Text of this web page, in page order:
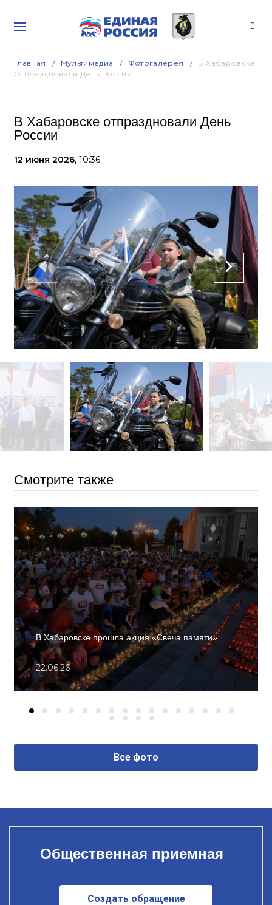
Главная Мультимедиа Фотогалерея
В Хабаровске
Отпраздновали День России
В Хабаровске отпраздновали День
России
12 июня 2026, 10:36
Смотрите также
В Хабаровске прошла акция «Свеча памяти»
22.06.26
Все фото
Общественная приемная
Создать обращение